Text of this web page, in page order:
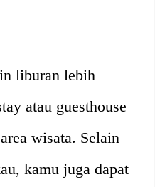
liburan lebih
atau guesthouse
wisata. Selain
kamu juga dapat